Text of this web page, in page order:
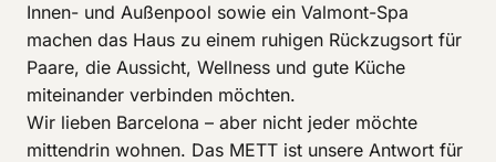
Innen- und Außenpool sowie ein Valmont-Spa
machen das Haus zu einem ruhigen Rückzugsort für
Paare, die Aussicht, Wellness und gute Küche
miteinander verbinden möchten.
Wir lieben Barcelona – aber nicht jeder möchte
mittendrin wohnen. Das METT ist unsere Antwort für